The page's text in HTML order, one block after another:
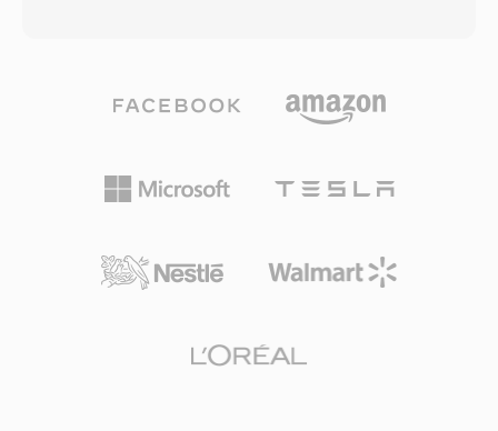
스트림, 인터랙티브 메뉴 데이터를 보존합니다. 안
정적인 동기화 메커니즘과 고품질 코덱 지원 덕분
화질 콘텐츠 아카이빙에 적합합니다.
ALAC를 포함한 다양한 대체 코덱도 지원합니다.
위한 스트리밍 힌트, 챕터 마커, 다중 오디오 및 자
막 트랙, 메타데이터 태그, 임베디드 썸네일 이미
광범위한 코덱 지원 덕분에 MP4는 온라인 비디오
내 H.264를 사용하는 HTML5 비디오는 모든 주요